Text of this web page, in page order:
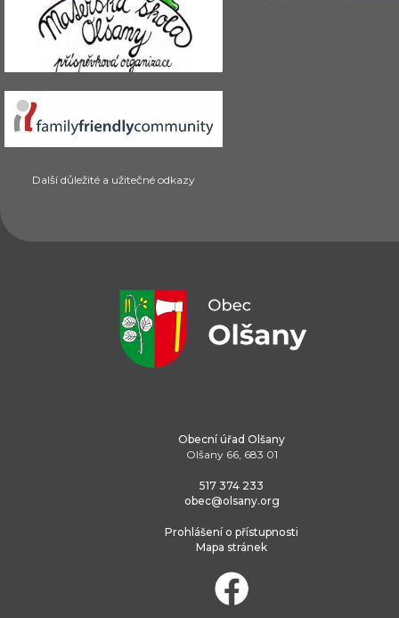
Další důležité a užitečné odkazy
Obecní úřad Olšany
Olšany 66, 683 01
517 374 233
obec@olsany.org
Prohlášení o přístupnosti
Mapa stránek